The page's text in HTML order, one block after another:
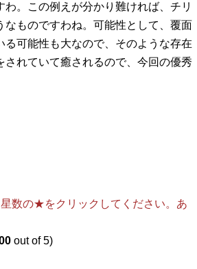
。この例えが分かり難ければ、チリ
なものですわね。可能性として、覆面
可能性も大なので、そのような存在
れていて癒されるので、今回の優秀
数の★をクリックしてください。あ
out of 5)